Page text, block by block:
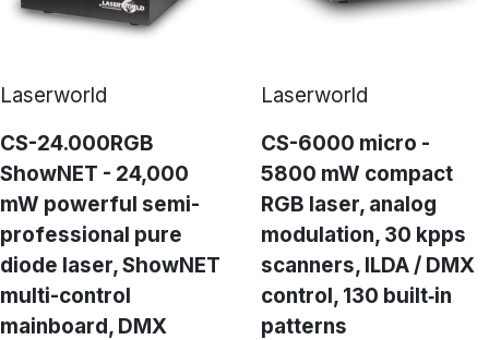
Laserworld
CS-24.000RGB
ShowNET - 24,000
mW powerful semi-
professional pure
diode laser, ShowNET
multi-control
mainboard, DMX
Laserworld
CS-6000 micro -
5800 mW compact
RGB laser, analog
modulation, 30 kpps
scanners, ILDA / DMX
control, 130 built‑in
patterns